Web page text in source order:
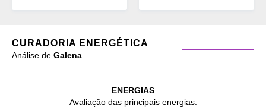
CURADORIA ENERGÉTICA
Análise de Galena
ENERGIAS
Avaliação das principais energias.